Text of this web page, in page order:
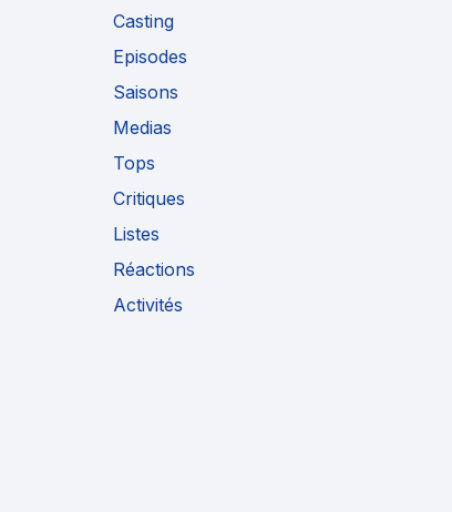
Casting
Episodes
Saisons
Medias
Tops
Critiques
Listes
Réactions
Activités